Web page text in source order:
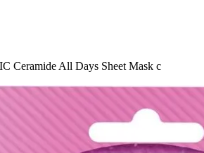
Ceramide All Days Sheet Mask с